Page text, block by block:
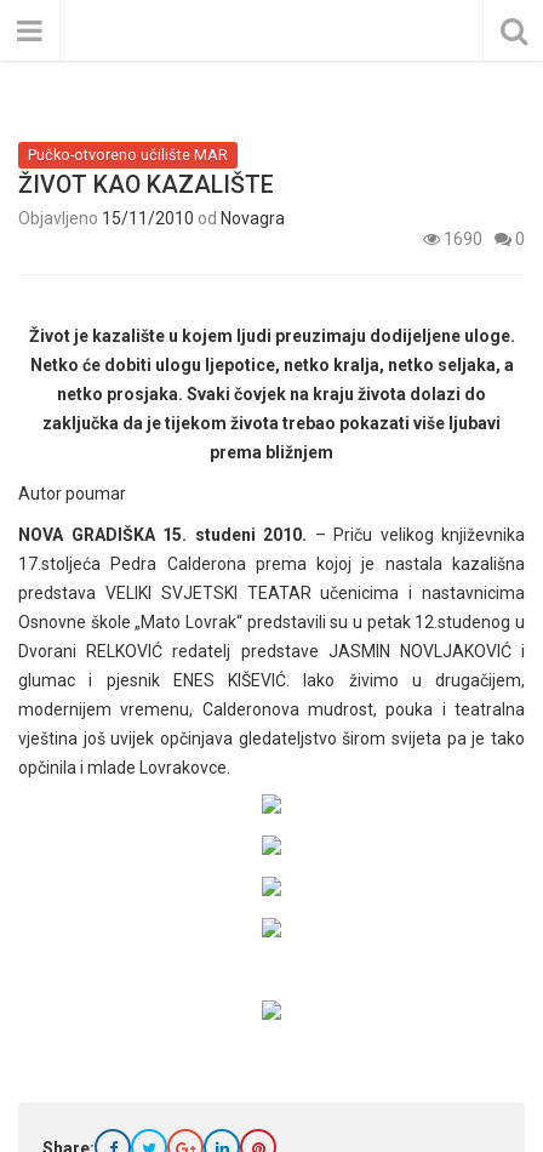
Pučko-otvoreno učilište MAR
ŽIVOT KAO KAZALIŠTE
Objavljeno 15/11/2010 od Novagra
1690
0
Život je kazalište u kojem ljudi preuzimaju dodijeljene uloge.
Netko će dobiti ulogu ljepotice, netko kralja, netko seljaka, a
netko prosjaka. Svaki čovjek na kraju života dolazi do
zaključka da je tijekom života trebao pokazati više ljubavi
prema bližnjem
Autor poumar
NOVA GRADIŠKA 15. studeni 2010. – Priču velikog književnika
17.stoljeća Pedra Calderona prema kojoj je nastala kazališna
predstava VELIKI SVJETSKI TEATAR učenicima i nastavnicima
Osnovne škole „Mato Lovrak“ predstavili su u petak 12.studenog u
Dvorani RELKOVIĆ redatelj predstave JASMIN NOVLJAKOVIĆ i
glumac i pjesnik ENES KIŠEVIĆ. Iako živimo u drugačijem,
modernijem vremenu, Calderonova mudrost, pouka i teatralna
vještina još uvijek opčinjava gledateljstvo širom svijeta pa je tako
opčinila i mlade Lovrakovce.